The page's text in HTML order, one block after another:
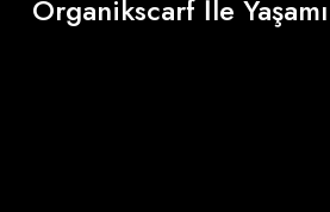
Organikscarf İle